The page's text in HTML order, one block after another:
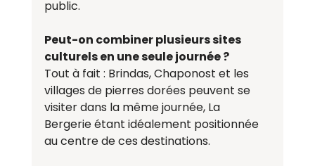
public.
Peut-on combiner plusieurs sites
culturels en une seule journée ?
Tout à fait : Brindas, Chaponost et les
villages de pierres dorées peuvent se
visiter dans la même journée, La
Bergerie étant idéalement positionnée
au centre de ces destinations.